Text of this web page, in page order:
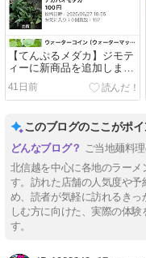
【てんぷるメダカ】ジモテ
ィーに新商品を追加しまし
た！
41日前
このブログのここがポイ
ご当地麺料
北信越を中心に各地のラーメ
す。訪れた店舗の人気度や予
め、読者が気軽に訪れるき
しむ方に向けた、実際の体
す。